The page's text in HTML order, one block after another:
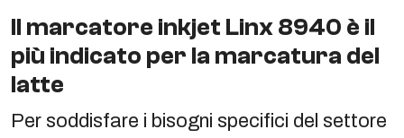
Il marcatore inkjet Linx 8940 è il
più indicato per la marcatura del
latte
Per soddisfare i bisogni specifici del settore